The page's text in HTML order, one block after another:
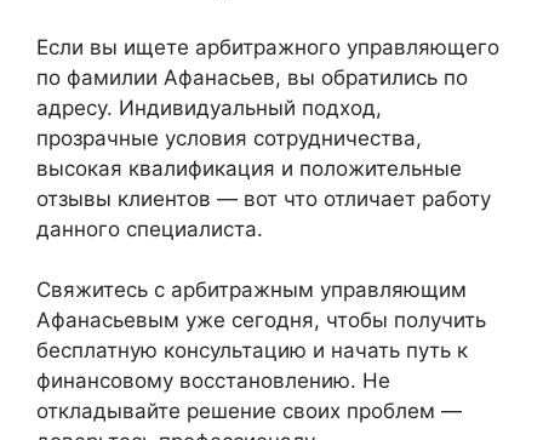
Если вы ищете арбитражного управляющего
по фамилии Афанасьев, вы обратились по
адресу. Индивидуальный подход,
прозрачные условия сотрудничества,
высокая квалификация и положительные
отзывы клиентов — вот что отличает работу
данного специалиста.
Свяжитесь с арбитражным управляющим
Афанасьевым уже сегодня, чтобы получить
бесплатную консультацию и начать путь к
финансовому восстановлению. Не
откладывайте решение своих проблем —